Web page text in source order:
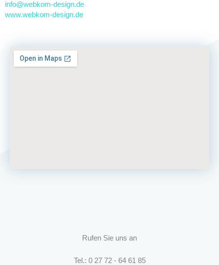
info@webkom-design.de
www.webkom-design.de
Rufen Sie uns an
Tel.: 0 27 72 - 64 61 85